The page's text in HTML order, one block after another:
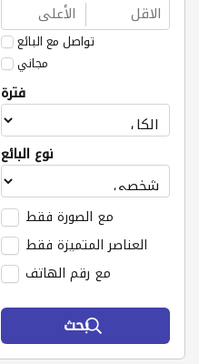
تواصل مع البائع
مجاني
فترة
نوع البائع
مع الصورة فقط
العناصر المتميزة فقط
مع رقم الهاتف
بحث